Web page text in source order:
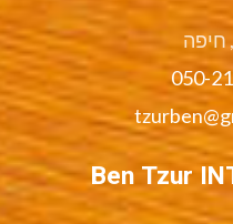
050-
Ben Tzur